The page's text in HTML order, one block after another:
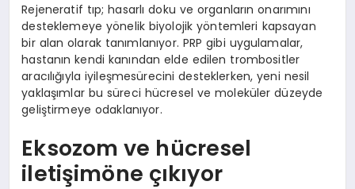
Rejeneratif tıp; hasarlı doku ve organların onarımını
desteklemeye yönelik biyolojik yöntemleri kapsayan
bir alan olarak tanımlanıyor. PRP gibi uygulamalar,
hastanın kendi kanından elde edilen trombositler
aracılığıyla iyileşmesürecini desteklerken, yeni nesil
yaklaşımlar bu süreci hücresel ve moleküler düzeyde
geliştirmeye odaklanıyor.
Eksozom ve hücresel
iletişimöne çıkıyor